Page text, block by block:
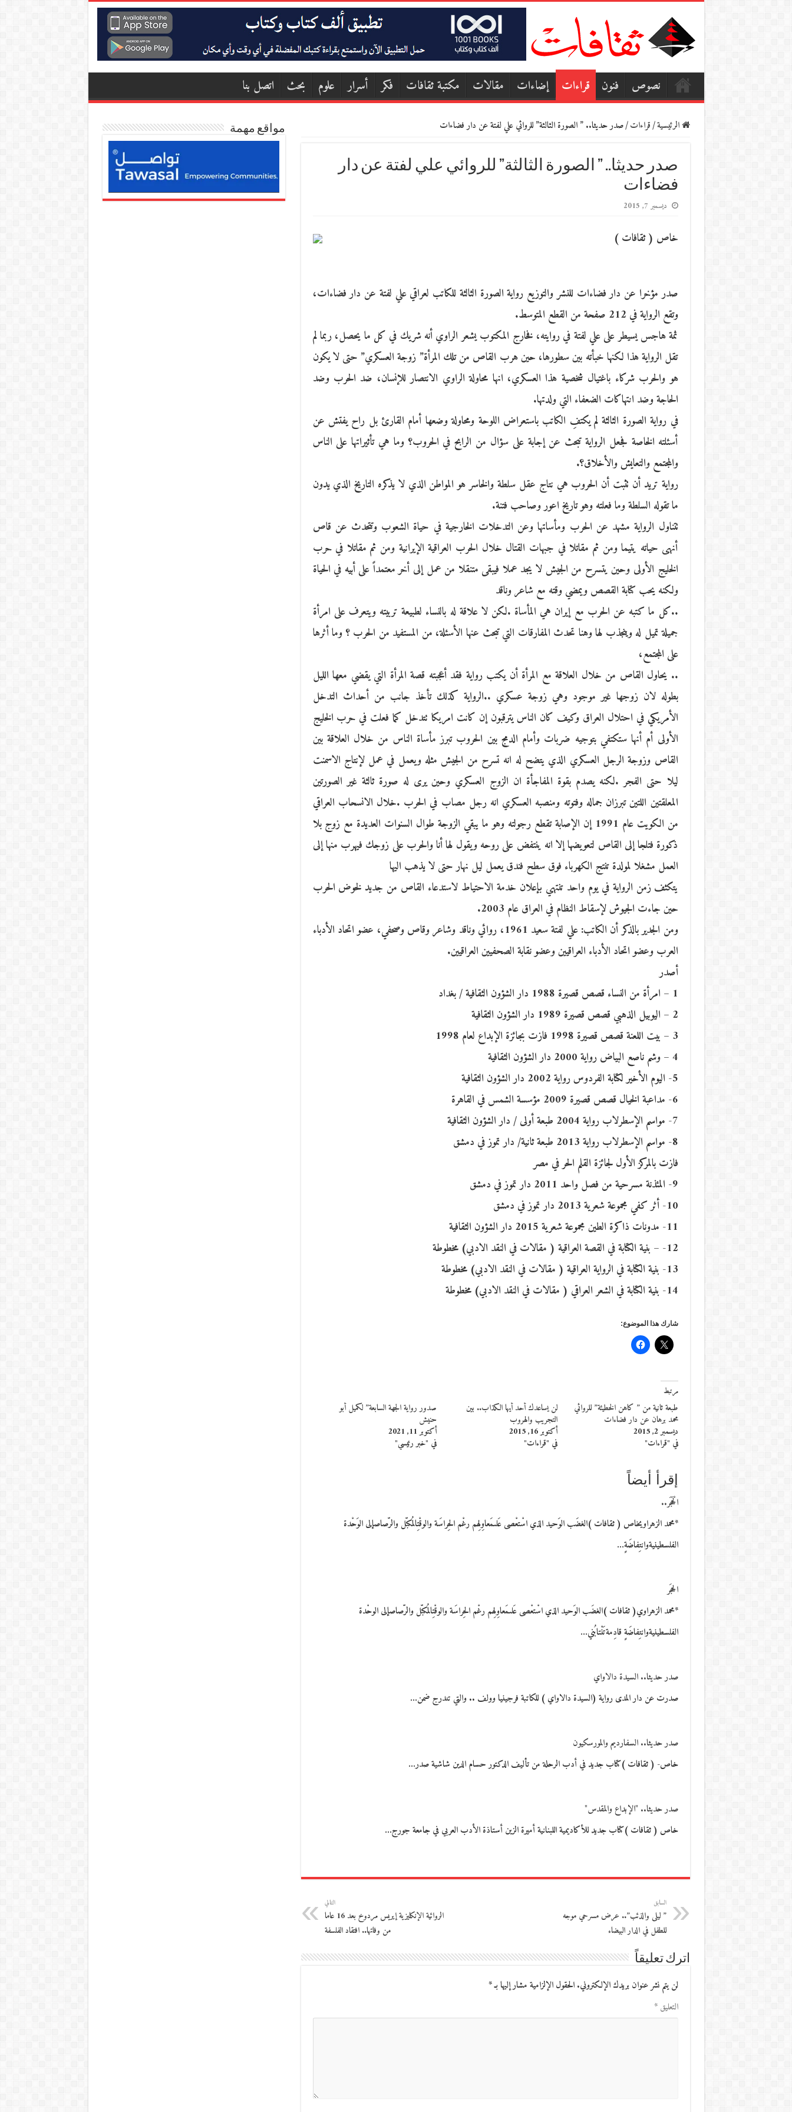
نصوص فنون قراءات إضاءات مقالات مكتبة ثقافات فكر أسرار علوم بحث اتصل بنا
الرئيسية/قراءات/صدر حديثا.. ” الصورة الثالثة” للروائي علي لفتة عن دار فضاءات
صدر حديثا.. ” الصورة الثالثة” للروائي علي لفتة عن دار
فضاءات
ديسمبر 7, 2015
خاص ( ثقافات )
صدر مؤخرا عن دار فضاءات للنشر والتوزيع رواية الصورة الثالثة للكاتب لعراقي علي لفتة عن دار فضاءات،
وتقع الرواية في 212 صفحة من القطع المتوسط.
ثمة هاجس يسيطر على علي لفتة في روايته، فخارج المكتوب يشعر الراوي أنه شريك في كل ما يحصل، ربما لم
تقل الرواية هذا لكنها خبأته بين سطورها، حين هرب القاص من تلك المرأة” زوجة العسكري” حتى لا يكون
هو والحرب شركاء باغتيال شخصية هذا العسكري، انها محاولة الراوي الانتصار للإنسان، ضد الحرب وضد
الحاجة وضد انتهاكات الضعفاء التي ولدتها.
في رواية الصورة الثالثة لم يكتفِ الكاتب باستعراض اللوحة ومحاولة وضعها أمام القارئ بل راح يفتش عن
أسئلته الخاصة فجعل الرواية تبحث عن إجابة على سؤال من الرابح في الحروب؟ وما هي تأثيراتها على الناس
والمجتمع والتعايش والأخلاق؟.
رواية تريد أن تثبت أن الحروب هي نتاج عقل سلطة والخاسر هو المواطن الذي لا يذكره التاريخ الذي يدون
ما تقوله السلطة وما فعلته وهو تاريخ اعور وصاحب فتنة.
تتناول الرواية مشهد عن الحرب ومأساتها وعن التدخلات الخارجية في حياة الشعوب وتتحدث عن قاص
أنهى حياته يتيما ومن ثم مقاتلا في جبهات القتال خلال الحرب العراقية الإيرانية ومن ثم مقاتلا في حرب
الخليج الأولى وحين يتسرح من الجيش لا يجد عملا فيبقى متنقلا من عمل إلى أخر معتمداً على أبيه في الحياة
ولكنه يحب كتابة القصص ويمضي وقته مع شاعر وناقد
..كل ما كتبه عن الحرب مع إيران هي المأساة .لكن لا علاقة له بالنساء لطبيعة تربيته ويتعرف على امرأة
جميلة تميل له وينجذب لها وهنا تحدث المفارقات التي تبحث عنها الأسئلة، من المستفيد من الحرب ؟ وما أثرها
على المجتمع،
.. يحاول القاص من خلال العلاقة مع المرأة أن يكتب رواية فقد أعجبته قصة المرأة التي يقضي معها الليل
بطوله لان زوجها غير موجود وهي زوجة عسكري ..الرواية كذلك تأخذ جانب من أحداث التدخل
الأمريكي في احتلال العراق وكيف كان الناس يترقبون إن كانت امريكا تتدخل كما فعلت في حرب الخليج
الأولى أم أنها ستكتفي بتوجيه ضربات وأمام الدمج بين الحروب تبرز مأساة الناس من خلال العلاقة بين
القاص وزوجة الرجل العسكري الذي يتضح له انه تسرح من الجيش مثله ويعمل في عمل لإنتاج الاسمنت
ليلا حتى الفجر .لكنه يصدم بقوة المفاجأة ان الزوج العسكري وحين يرى له صورة ثالثة غير الصورتين
المعلقتين اللتين تبرزان جماله وفتوته ومنصبه العسكري انه رجل مصاب في الحرب .خلال الانسحاب العراقي
من الكويت عام 1991 إن الإصابة تقطع رجولته وهو ما يبقي الزوجة طوال السنوات العديدة مع زوج بلا
ذكورة فتلجا إلى القاص لتعويضها إلا انه ينتفض على روحه ويقول لها أنا والحرب على زوجك فيهرب منها إلى
العمل مشغلا لمولدة تنتج الكهرباء فوق سطح فندق يعمل ليل نهار حتى لا يذهب اليها
يتكثف زمن الرواية في يوم واحد تنتهي بإعلان خدمة الاحتياط لاستدعاء القاص من جديد لخوض الحرب
حين جاءت الجيوش لإسقاط النظام في العراق عام 2003.
ومن الجدير بالذكر أن الكاتب: علي لفتة سعيد 1961، روائي وناقد وشاعر وقاص وصحفي، عضو اتحاد الأدباء
العرب وعضو اتحاد الأدباء العراقيين وعضو نقابة الصحفيين العراقيين.
أصدر
1 – امرأة من النساء قصص قصيرة 1988 دار الشؤون الثقافية / بغداد
2 – اليوبيل الذهبي قصص قصيرة 1989 دار الشؤون الثقافية
3 – بيت اللعنة قصص قصيرة 1998 فازت بجائزة الإبداع لعام 1998
4 – وشم ناصع البياض رواية 2000 دار الشؤون الثقافية
5- اليوم الأخير لكتابة الفردوس رواية 2002 دار الشؤون الثقافية
6- مداعبة الخيال قصص قصيرة 2009 مؤسسة الشمس في القاهرة
7- مواسم الإسطرلاب رواية 2004 طبعة أولى / دار الشؤون الثقافية
8- مواسم الإسطرلاب رواية 2013 طبعة ثانية/ دار تموز في دمشق
فازت بالمركز الأول لجائزة القلم الحر في مصر
9- المئذنة مسرحية من فصل واحد 2011 دار تموز في دمشق
10- أثر كفي مجموعة شعرية 2013 دار تموز في دمشق
11- مدونات ذاكرة الطين مجموعة شعرية 2015 دار الشؤون الثقافية
12- – بنية الكتابة في القصة العراقية ( مقالات في النقد الادبي) مخطوطة
13- بنية الكتابة في الرواية العراقية ( مقالات في النقد الادبي) مخطوطة
14- بنية الكتابة في الشعر العراقي ( مقالات في النقد الادبي) مخطوطة
شارك هذا الموضوع:
مرتبط
طبعة ثانية من ” كاهن الخطيئة” للروائي
محمد برهان عن دار فضاءات
ديسمبر 2, 2015
في "قراءات"
لن يساعدك أحد أيها الكذاب.. بين
التجريب والهروب
أكتوبر 16, 2015
في "قراءات"
صدور رواية الجهة السابعة” لكميل أبو
حنيش
أكتوبر 11, 2021
في "خبر رئيسي"
إقرأ أيضاً
الْحَجَر..
*محمد الزهراويخاص ( ثقافات )الغضَب الوَحيد الذي اسْتعْصى عَلىمَعاوِلِهم رغْم الحِراسَة والوقْتِالمُكبّل والرّصاصإلى الوَحْدة
الفلسطينيةوانتِفاضَةٍ…
الحجَر
*محمد الزهراوي( ثقافات )الغضَب الوَحيد الذي اسْتعْصى عَلىمَعاوِلِهم رغْم الحِراسَة والوقْتِالمُكبّل والرّصاصإلى الوحْدة
الفلسطينيةوانتِفاضَةٍ قادِمةتَنْتابُني…
صدر حديثا.. السيدة دالاواي
صدرت عن دار المدى رواية (السيدة دالاواي ) للكاتبة فرجينيا وولف .. والتي تندرج ضمن…
صدر حديثا.. السفارديم والمورسكيون
خاص- ( ثقافات )كتاب جديد في أدب الرحلة من تأليف الدكتور حسام الدين شاشية صدر…
صدر حديثا.. "الإبداع والمقدس"
خاص ( ثقافات )كتاب جديد للأكاديمية اللبنانية أميرة الزين أستاذة الأدب العربي في جامعة جورج…
السابق
” ليلى والذئب”.. عرض مسرحي موجه
للطفل في الدار البيضاء
التالي
الروائية الإنكليزية إيريس مردوخ بعد 16 عاما
من وفاتها.. افتقاد الفلسفة
اترك تعليقاً
لن يتم نشر عنوان بريدك الإلكتروني. الحقول الإلزامية مشار إليها بـ*
التعليق*
مواقع مهمة